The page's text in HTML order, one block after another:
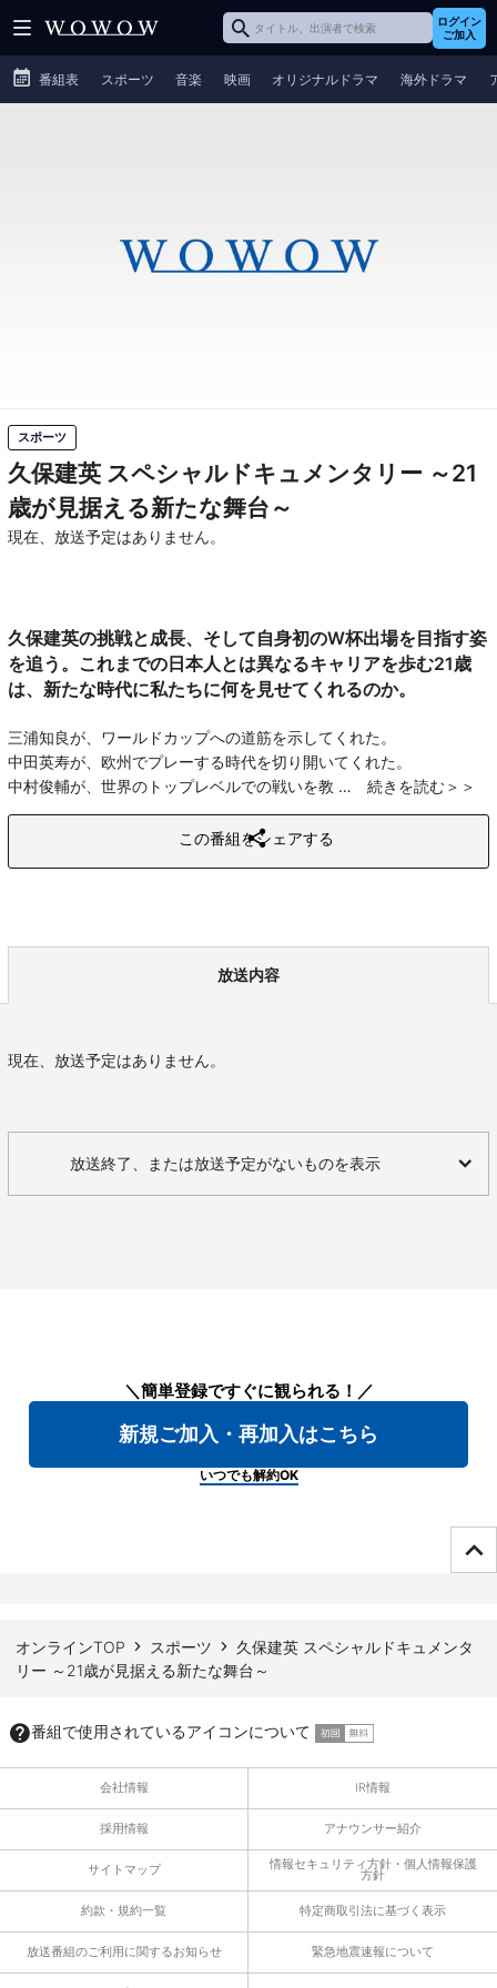
ログイン
ご加入
番組表 スポーツ 音楽 映画 オリジナルドラマ 海外ドラマ
スポーツ
久保建英 スペシャルドキュメンタリー ～21
歳が見据える新たな舞台～
現在、放送予定はありません。
久保建英の挑戦と成長、そして自身初のW杯出場を目指す姿
を追う。これまでの日本人とは異なるキャリアを歩む21歳
は、新たな時代に私たちに何を見せてくれるのか。
三浦知良が、ワールドカップへの道筋を示してくれた。
中田英寿が、欧州でプレーする時代を切り開いてくれた。
中村俊輔が、世界のトップレベルでの戦いを教
続きを読む
この番組をシェアする
放送内容
現在、放送予定はありません。
放送終了、または放送予定がないものを表示
＼簡単登録ですぐに観られる！／
新規ご加入・再加入はこちら
いつでも解約OK
オンラインTOP スポーツ
久保建英 スペシャルドキュメンタ
リー ～21歳が見据える新たな舞台～
番組で使用されているアイコンについて
会社情報 IR情報
採用情報 アナウンサー紹介
サイトマップ 情報セキュリティ方針・個人情報保護
方針
約款・規約一覧 特定商取引法に基づく表示
放送番組のご利用に関するお知らせ 緊急地震速報について